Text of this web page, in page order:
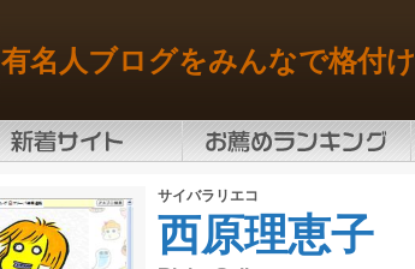
有名人ブログをみんなで格付け
サイバラリエコ
西原理恵子